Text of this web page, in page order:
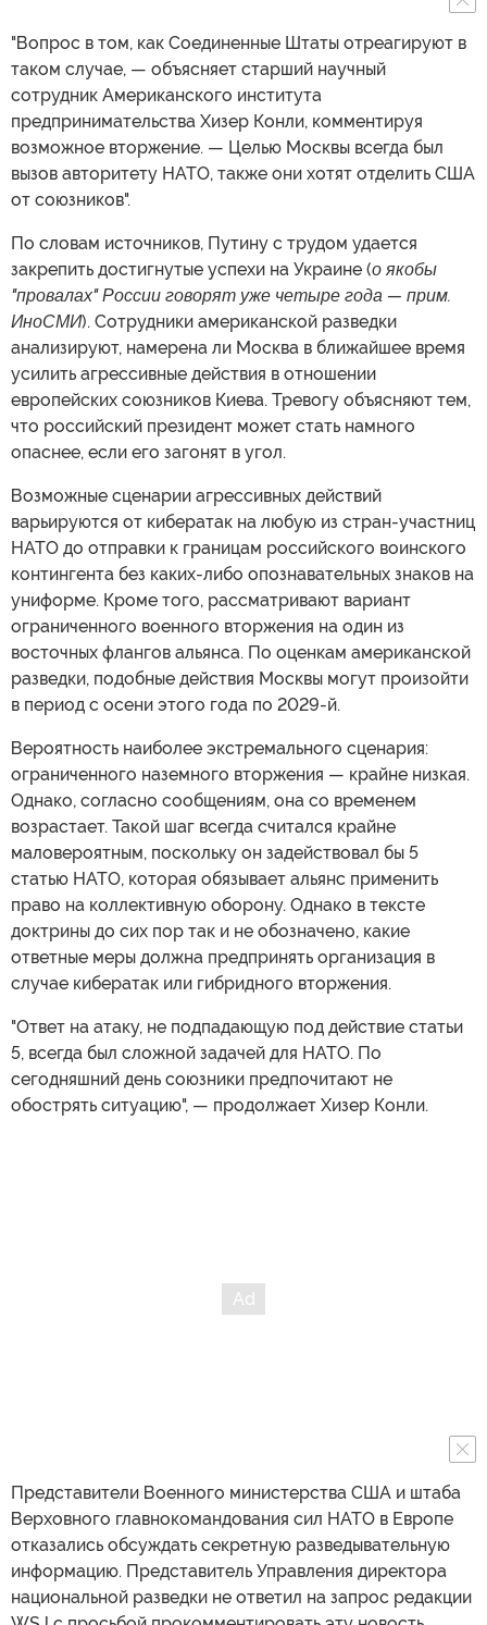
"Вопрос в том, как Соединенные Штаты отреагируют в
таком случае, — объясняет старший научный
сотрудник Американского института
предпринимательства Хизер Конли, комментируя
возможное вторжение. — Целью Москвы всегда был
вызов авторитету НАТО, также они хотят отделить США
от союзников".
По словам источников, Путину с трудом удается
закрепить достигнутые успехи на Украине (о якобы
"провалах" России говорят уже четыре года — прим.
ИноСМИ). Сотрудники американской разведки
анализируют, намерена ли Москва в ближайшее время
усилить агрессивные действия в отношении
европейских союзников Киева. Тревогу объясняют тем,
что российский президент может стать намного
опаснее, если его загонят в угол.
Возможные сценарии агрессивных действий
варьируются от кибератак на любую из стран-участниц
НАТО до отправки к границам российского воинского
контингента без каких-либо опознавательных знаков на
униформе. Кроме того, рассматривают вариант
ограниченного военного вторжения на один из
восточных флангов альянса. По оценкам американской
разведки, подобные действия Москвы могут произойти
в период с осени этого года по 2029-й.
Вероятность наиболее экстремального сценария:
ограниченного наземного вторжения — крайне низкая.
Однако, согласно сообщениям, она со временем
возрастает. Такой шаг всегда считался крайне
маловероятным, поскольку он задействовал бы 5
статью НАТО, которая обязывает альянс применить
право на коллективную оборону. Однако в тексте
доктрины до сих пор так и не обозначено, какие
ответные меры должна предпринять организация в
случае кибератак или гибридного вторжения.
"Ответ на атаку, не подпадающую под действие статьи
5, всегда был сложной задачей для НАТО. По
сегодняшний день союзники предпочитают не
обострять ситуацию", — продолжает Хизер Конли.
Представители Военного министерства США и штаба
Верховного главнокомандования сил НАТО в Европе
отказались обсуждать секретную разведывательную
информацию. Представитель Управления директора
национальной разведки не ответил на запрос редакции